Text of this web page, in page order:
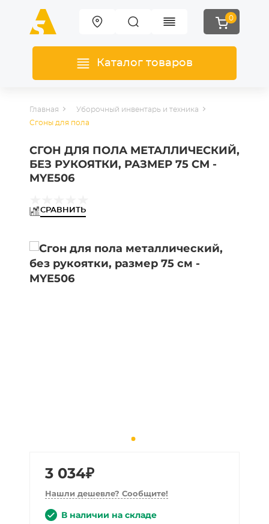
0
Каталог товаров
Главная
Уборочный инвентарь и техника
Сгоны для пола
СГОН ДЛЯ ПОЛА МЕТАЛЛИЧЕСКИЙ,
БЕЗ РУКОЯТКИ, РАЗМЕР 75 СМ -
MYE506
СРАВНИТЬ
3 034₽
Нашли дешевле? Сообщите!
В наличии на складе